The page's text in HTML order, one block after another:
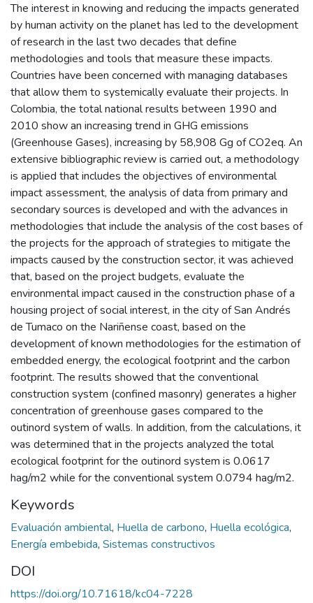
The interest in knowing and reducing the impacts generated
by human activity on the planet has led to the development
of research in the last two decades that define
methodologies and tools that measure these impacts.
Countries have been concerned with managing databases
that allow them to systemically evaluate their projects. In
Colombia, the total national results between 1990 and
2010 show an increasing trend in GHG emissions
(Greenhouse Gases), increasing by 58,908 Gg of CO2eq. An
extensive bibliographic review is carried out, a methodology
is applied that includes the objectives of environmental
impact assessment, the analysis of data from primary and
secondary sources is developed and with the advances in
methodologies that include the analysis of the cost bases of
the projects for the approach of strategies to mitigate the
impacts caused by the construction sector, it was achieved
that, based on the project budgets, evaluate the
environmental impact caused in the construction phase of a
housing project of social interest, in the city of San Andrés
de Tumaco on the Nariñense coast, based on the
development of known methodologies for the estimation of
embedded energy, the ecological footprint and the carbon
footprint. The results showed that the conventional
construction system (confined masonry) generates a higher
concentration of greenhouse gases compared to the
outinord system of walls. In addition, from the calculations, it
was determined that in the projects analyzed the total
ecological footprint for the outinord system is 0.0617
hag/m2 while for the conventional system 0.0794 hag/m2.
Keywords
Evaluación ambiental, Huella de carbono, Huella ecológica,
Energía embebida, Sistemas constructivos
DOI
https://doi.org/10.71618/kc04-7228